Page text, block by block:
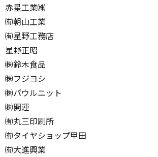
赤星工業㈱
㈲朝山工業
㈲星野工務店
星野正昭
㈱鈴木食品
㈱フジヨシ
㈱パウルニット
㈱開運
㈲丸三印刷所
㈲タイヤショップ甲田
㈲大進興業